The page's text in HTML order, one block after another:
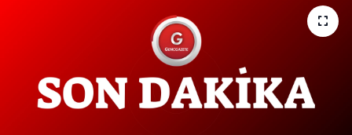
Teknoloji